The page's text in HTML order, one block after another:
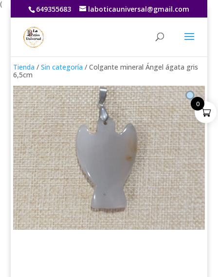
(
649355683 laboticauniversal@gmail.com
Tienda /Sin categoría / Colgante mineral Ángel ágata gris
6,5cm
0